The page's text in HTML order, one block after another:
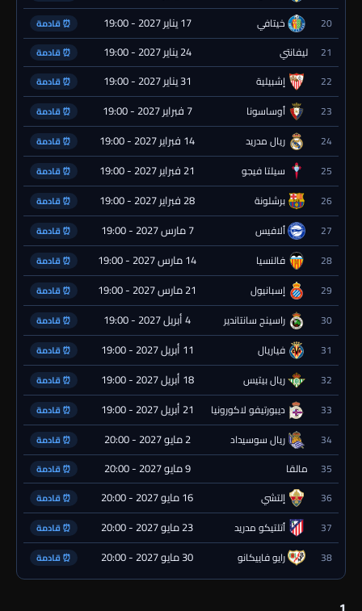
20 خيتافي 17 يناير 2027 - 19:00 ⏰ قادمة
21 ليفانتي 24 يناير 2027 - 19:00 ⏰ قادمة
22 إشبيلية 31 يناير 2027 - 19:00 ⏰ قادمة
23 أوساسونا 7 فبراير 2027 - 19:00 ⏰ قادمة
24 ريال مدريد 14 فبراير 2027 - 19:00 ⏰ قادمة
25 سيلتا فيجو 21 فبراير 2027 - 19:00 ⏰ قادمة
26 برشلونة 28 فبراير 2027 - 19:00 ⏰ قادمة
27 ألافيس 7 مارس 2027 - 19:00 ⏰ قادمة
28 فالنسيا 14 مارس 2027 - 19:00 ⏰ قادمة
29 إسبانيول 21 مارس 2027 - 19:00 ⏰ قادمة
30 راسينج سانتاندير 4 أبريل 2027 - 19:00 ⏰ قادمة
31 فياريال 11 أبريل 2027 - 19:00 ⏰ قادمة
32 ريال بيتيس 18 أبريل 2027 - 19:00 ⏰ قادمة
33 ديبورتيفو لاكورونيا 21 أبريل 2027 - 19:00 ⏰ قادمة
34 ريال سوسيداد 2 مايو 2027 - 20:00 ⏰ قادمة
35 مالقا 9 مايو 2027 - 20:00 ⏰ قادمة
36 إلتشي 16 مايو 2027 - 20:00 ⏰ قادمة
37 أتلتيكو مدريد 23 مايو 2027 - 20:00 ⏰ قادمة
38 رايو فاييكانو 30 مايو 2027 - 20:00 ⏰ قادمة